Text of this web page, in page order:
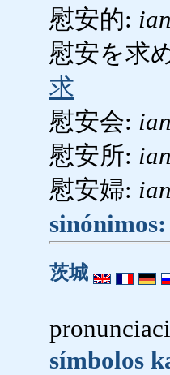
慰安的:
慰安を求
求
慰安会:
慰安所:
慰安婦:
sinónimos:
茨城
símbolos